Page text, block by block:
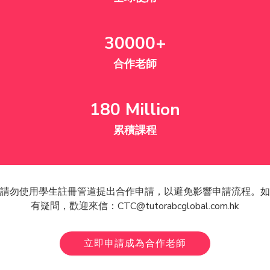
30000+
合作老師
180 Million
累積課程
請勿使用學生註冊管道提出合作申請，以避免影響申請流程。如
有疑問，歡迎來信：CTC@tutorabcglobal.com.hk
立即申請成為合作老師